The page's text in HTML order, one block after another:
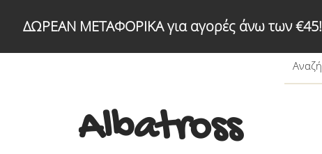
ΔΩΡΕΑΝ ΜΕΤΑΦΟΡΙΚΑ για αγορές άνω των €45!
Albatross